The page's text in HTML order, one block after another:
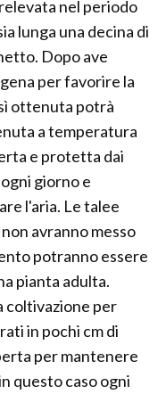
nel periodo
lunga una decina di
Dopo ave
per favorire la
ottenuta potrà
a temperatura
e protetta dai
giorno e
l'aria. Le talee
avranno messo
potranno essere
pianta adulta.
coltivazione per
in pochi cm di
per mantenere
questo caso ogni